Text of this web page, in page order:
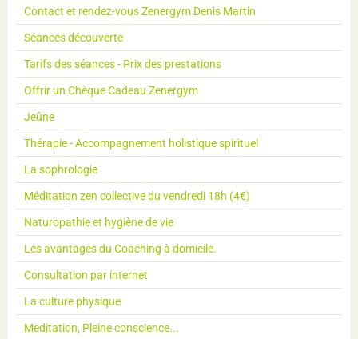
Contact et rendez-vous Zenergym Denis Martin
Séances découverte
Tarifs des séances - Prix des prestations
Offrir un Chèque Cadeau Zenergym
Jeûne
Thérapie - Accompagnement holistique spirituel
La sophrologie
Méditation zen collective du vendredi 18h (4€)
Naturopathie et hygiène de vie
Les avantages du Coaching à domicile.
Consultation par internet
La culture physique
Meditation, Pleine conscience...